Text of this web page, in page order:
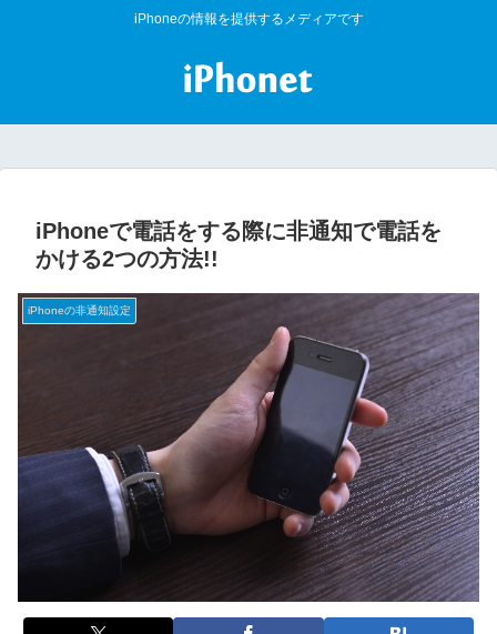
iPhoneの情報を提供するメディアです
iPhoneで電話をする際に非通知で電話を
かける2つの方法!!
iPhoneの非通知設定